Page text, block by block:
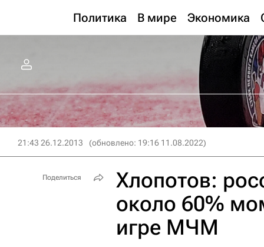
Политика В мире Экономика
21:43 26.12.2013 (обновлено: 19:16 11.08.2022)
Хлопотов:
около 60%
игре МЧМ
Поделиться